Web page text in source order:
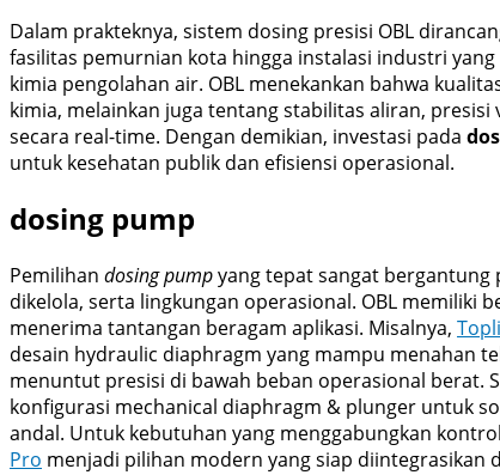
Dalam prakteknya, sistem dosing presisi OBL
fasilitas pemurnian kota hingga instalasi industri
kimia pengolahan air. OBL menekankan bahwa
kimia, melainkan juga tentang stabilitas aliran,
secara real-time. Dengan demikian, investasi pada
untuk kesehatan publik dan efisiensi operasional.
dosing pump
Pemilihan dosing pumpyang tepat sangat bergantung
dikelola, serta lingkungan operasional. OBL memiliki
menerima tantangan beragam aplikasi. Misalnya,
desain hydraulic diaphragm yang mampu menahan
menuntut presisi di bawah beban operasional berat.
konfigurasi mechanical diaphragm & plunger untuk
andal. Untuk kebutuhan yang menggabungkan
Pro menjadi pilihan modern yang siap diintegrasikan